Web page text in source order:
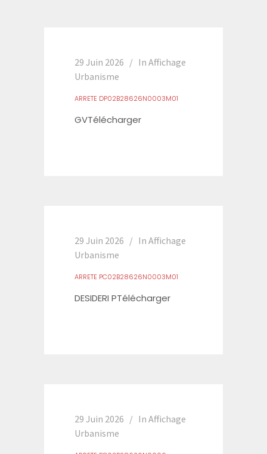
29 Juin 2026 In Affichage
Urbanisme
ARRETE DP02B28626N0003M01
GVTélécharger
29 Juin 2026 In Affichage
Urbanisme
ARRETE PC02B28626N0003M01
DESIDERI PTélécharger
29 Juin 2026 In Affichage
Urbanisme